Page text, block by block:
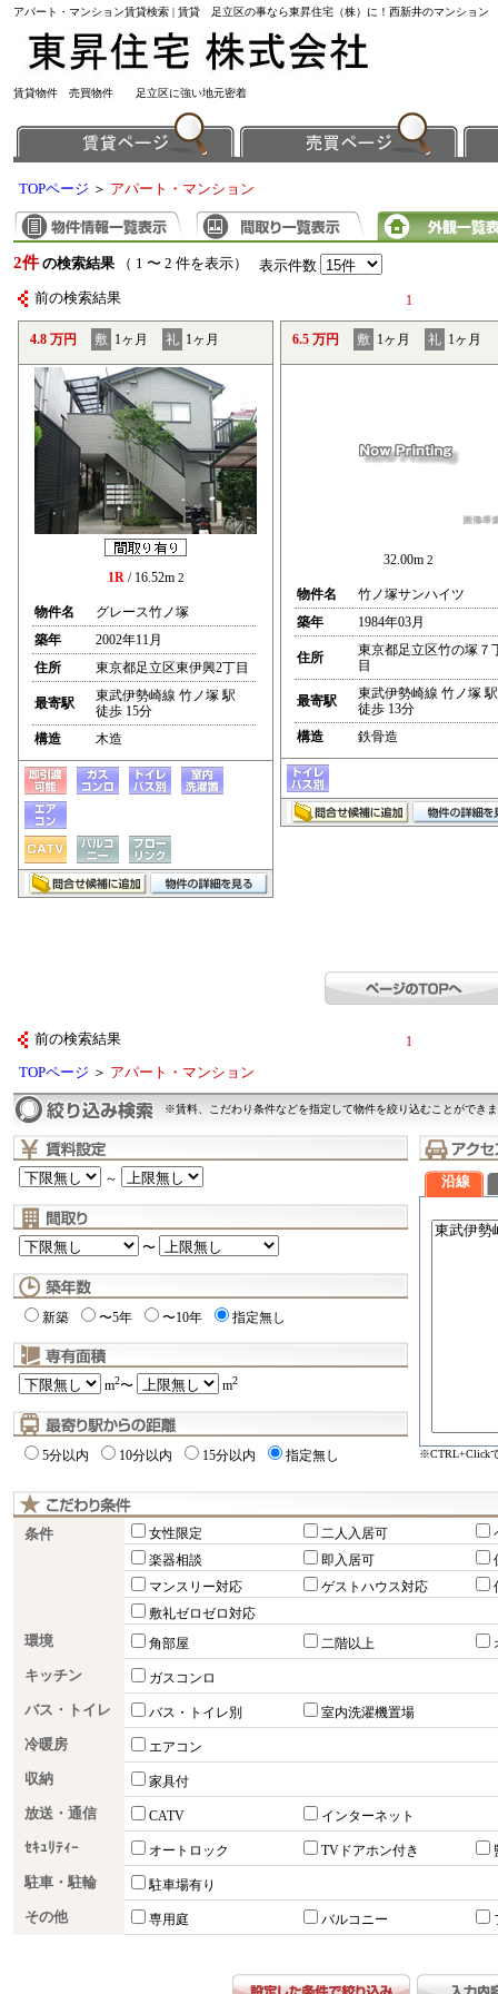
アパート・マンション賃貸検索 | 賃貸 足立区の事なら東昇住宅（株）に！西新井のマンシ
賃貸物件 売買物件 足立区に強い地元密着
TOPページ ＞ アパート・マンション
2件 の検索結果 （ 1 〜 2 件を表示） 表示件数
前の検索結果 1
4.8 万円 敷 1ヶ月 礼 1ヶ月
1R/ 16.52m 2
物件名
グレース竹ノ塚
築年
2002年11月
住所
東京都足立区東伊興2丁目
最寄駅
東武伊勢崎線 竹ノ塚 駅
徒歩 15分
構造
木造
6.5 万円 敷 1ヶ月 礼 1ヶ月
32.00m 2
物件名
竹ノ塚サンハイツ
築年
1984年03月
住所
東京都足立区竹の塚７
目
最寄駅
東武伊勢崎線 竹ノ塚 駅
徒歩 13分
構造
鉄骨造
前の検索結果 1
TOPページ ＞ アパート・マンション
※賃料、こだわり条件などを指定して物件を絞り込むことができ
～
〜
新築 〜5年 〜10年 指定無し
m2〜 m2
5分以内 10分以内 15分以内 指定無し
沿線
※CTRL+Click
条件 女性限定 二人入居可
楽器相談
即入居可
マンスリー対応
ゲストハウス対応
敷礼ゼロゼロ対応
環境 角部屋 二階以上
キッチン ガスコンロ
バス・トイレ バス・トイレ別 室内洗濯機置場
冷暖房 エアコン
収納 家具付
放送・通信 CATV インターネット
ｾｷｭﾘﾃｨｰ オートロック TVドアホン付き
駐車・駐輪 駐車場有り
その他 専用庭 バルコニー